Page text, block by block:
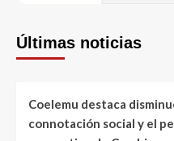
Últimas noticias
Coelemu destaca
connotación social y el